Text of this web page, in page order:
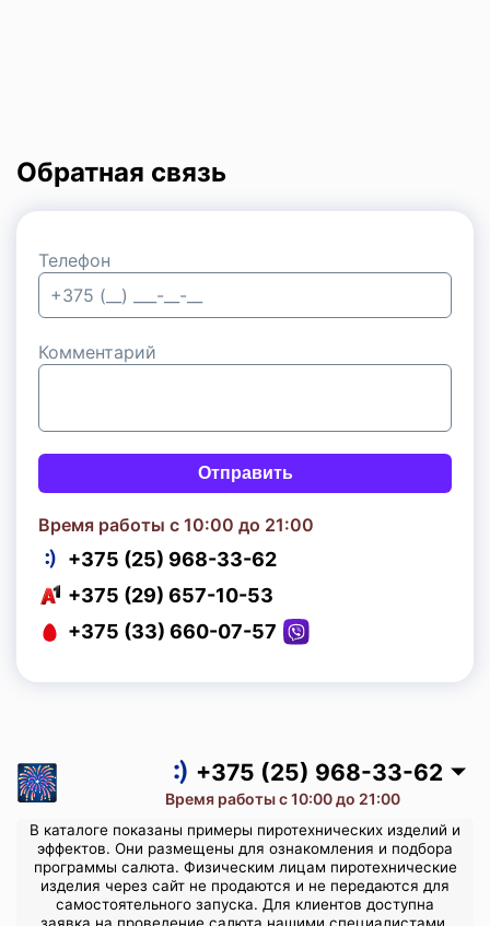
Обратная связь
Телефон
Комментарий
Отправить
Время работы с 10:00 до 21:00
+375 (25) 968-33-62
+375 (29) 657-10-53
+375 (33) 660-07-57
+375 (25) 968-33-62
+375 (29) 657-10-53
Время работы с 10:00 до 21:00
В каталоге показаны примеры пиротехнических изделий и
эффектов. Они размещены для ознакомления и подбора
программы салюта. Физическим лицам пиротехнические
изделия через сайт не продаются и не передаются для
самостоятельного запуска. Для клиентов доступна